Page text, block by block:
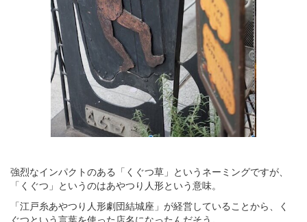
強烈なインパクトのある「くぐつ草」というネーミングですが、
「くぐつ」というのはあやつり人形という意味。
「江戸糸あやつり人形劇団結城座」が経営していることから、く